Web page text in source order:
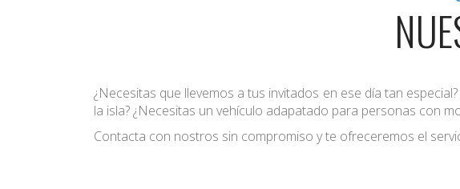
¿Necesitas que llevemos a tus invitados en ese día tan
la isla? ¿Necesitas un vehículo adapatado para personas con
Contacta con nostros sin compromiso y te ofreceremos el